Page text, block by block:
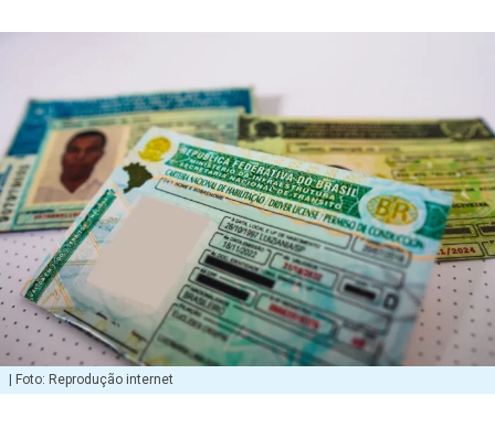
| Foto: Reprodução internet